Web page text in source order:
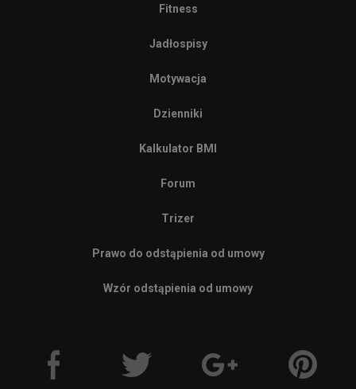
Fitness
Jadłospisy
Motywacja
Dzienniki
Kalkulator BMI
Forum
Trizer
Prawo do odstąpienia od umowy
Wzór odstąpienia od umowy